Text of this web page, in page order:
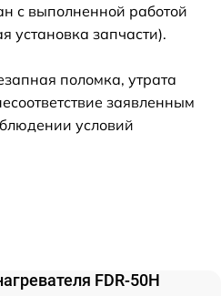
с выполненной работой
установка запчасти).
поломка, утрата
заявленным
условий
FDR-50H